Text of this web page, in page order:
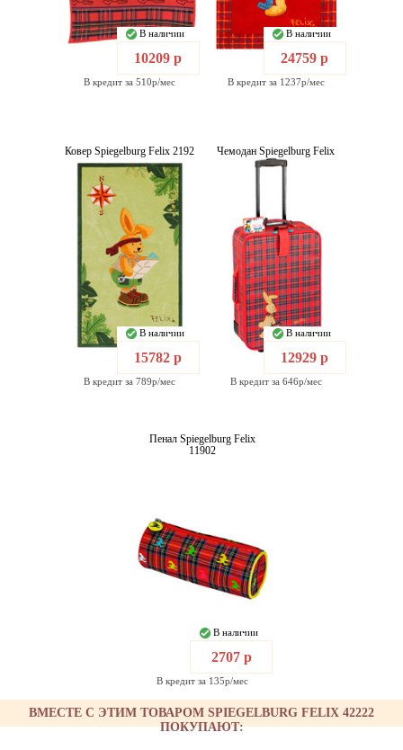
В наличии
10209 р
В кредит за 510р/мес
В наличии
24759 р
В кредит за 1237р/мес
Ковер Spiegelburg Felix 2192
В наличии
15782 р
В кредит за 789р/мес
Чемодан Spiegelburg Felix
В наличии
12929 р
В кредит за 646р/мес
Пенал Spiegelburg Felix
11902
В наличии
2707 р
В кредит за 135р/мес
ВМЕСТЕ С ЭТИМ ТОВАРОМ SPIEGELBURG FELIX 42222
ПОКУПАЮТ: